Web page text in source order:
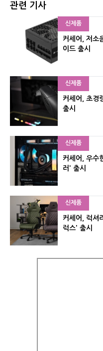
관련 기사
신제품
커세어, 저소
이드 출시
신제품
커세어, 초경
출시
신제품
커세어, 우수
러' 출시
신제품
커세어, 럭셔
럭스' 출시